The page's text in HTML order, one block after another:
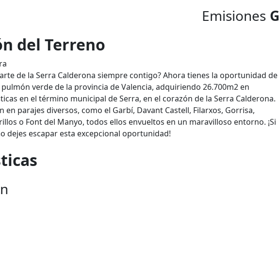
Emisiones G
del Terreno
de la Serra Calderona siempre contigo? Ahora tienes la oportunidad de
verde de la provincia de Valencia, adquiriendo 26.700m2 en
en el término municipal de Serra, en el corazón de la Serra Calderona.
en parajes diversos, como el Garbí, Davant Castell, Filarxos, Gorrisa,
o Font del Manyo, todos ellos envueltos en un maravilloso entorno. ¡Si
dejes escapar esta excepcional oportunidad!